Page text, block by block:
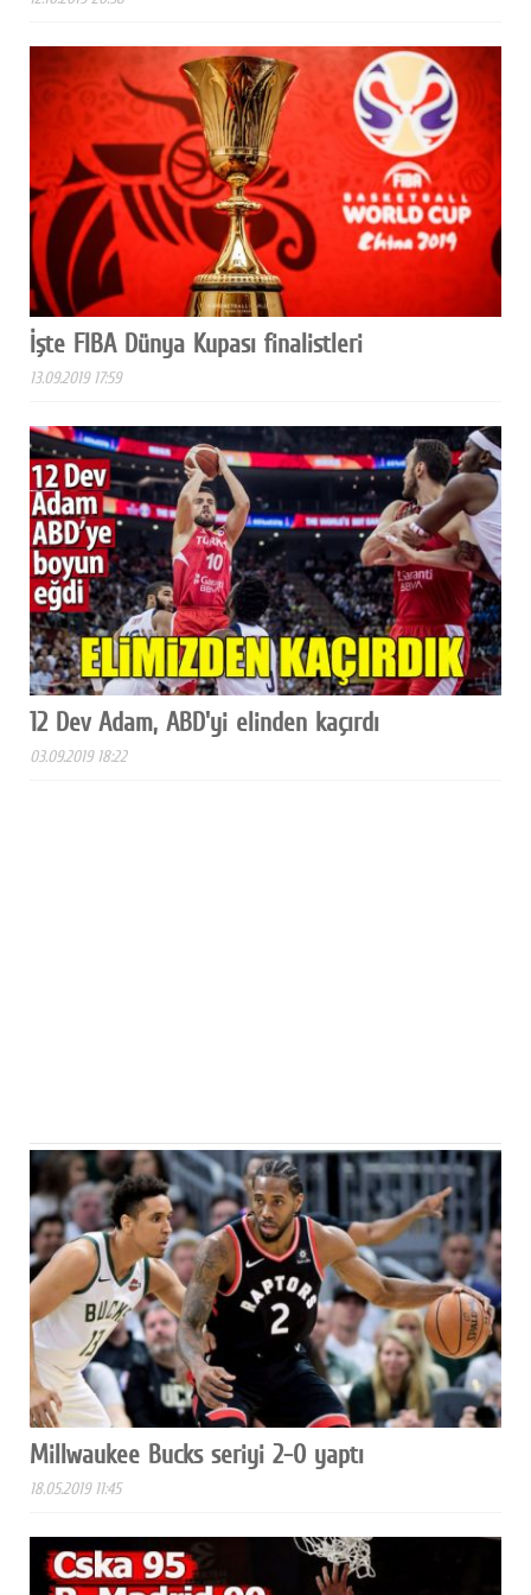
İşte FIBA Dünya Kupası finalistleri
13.09.2019 17:59
12 Dev Adam, ABD'yi elinden kaçırdı
03.09.2019 18:22
Millwaukee Bucks seriyi 2-0 yaptı
18.05.2019 11:45